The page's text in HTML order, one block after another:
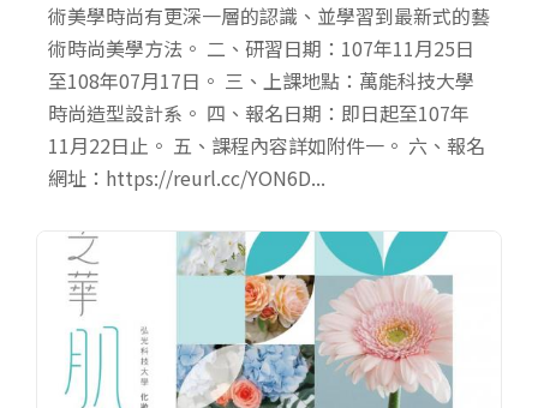
術美學時尚有更深一層的認識、並學習到最新式的藝
術時尚美學方法。 二、研習日期：107年11月25日
至108年07月17日。 三、上課地點：萬能科技大學
時尚造型設計系。 四、報名日期：即日起至107年
11月22日止。 五、課程內容詳如附件一。 六、報名
網址：https://reurl.cc/YON6D...